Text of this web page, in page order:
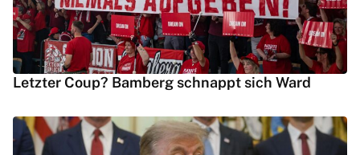
Letzter Coup? Bamberg schnappt sich Ward